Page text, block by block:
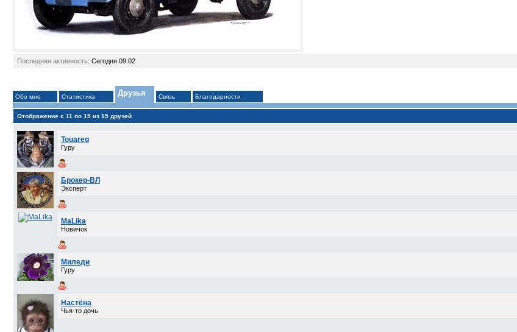
Последняя активность: Сегодня 09:02
Обо мне Статистика Друзья Связь Благодарности
Отображение с 11 по 15 из 15 друзей
Touareg
Гуру
Брокер-ВЛ
Эксперт
МаLika
Новичок
Миледи
Гуру
Настёна
Чья-то дочь